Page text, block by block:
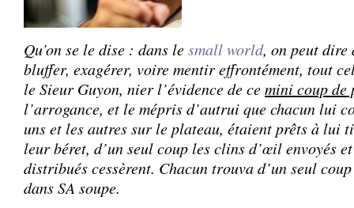
Qu’on se le dise : dans lesmall world, on peut dire
bluffer, exagérer, voire mentir effrontément, tout
le Sieur Guyon, nier l’évidence de cemini coup de
l’arrogance, et le mépris d’autrui que chacun lui
uns et les autres sur le plateau, étaient prêts à lui
leur béret, d’un seul coup les clins d’œil envoyés
distribués cessèrent. Chacun trouva d’un seul
dans SA soupe.